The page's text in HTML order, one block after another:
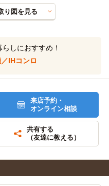
り図を見る
しにおすすめ！
IHコンロ
来店予約・
オンライン相談
共有する
（友達に教える）